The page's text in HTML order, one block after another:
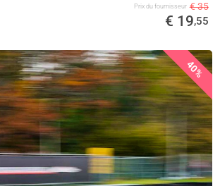
Prix ​​du fournisseur € 35
€ 19,55
40%